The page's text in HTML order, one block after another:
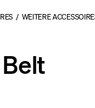
/ WEITERE